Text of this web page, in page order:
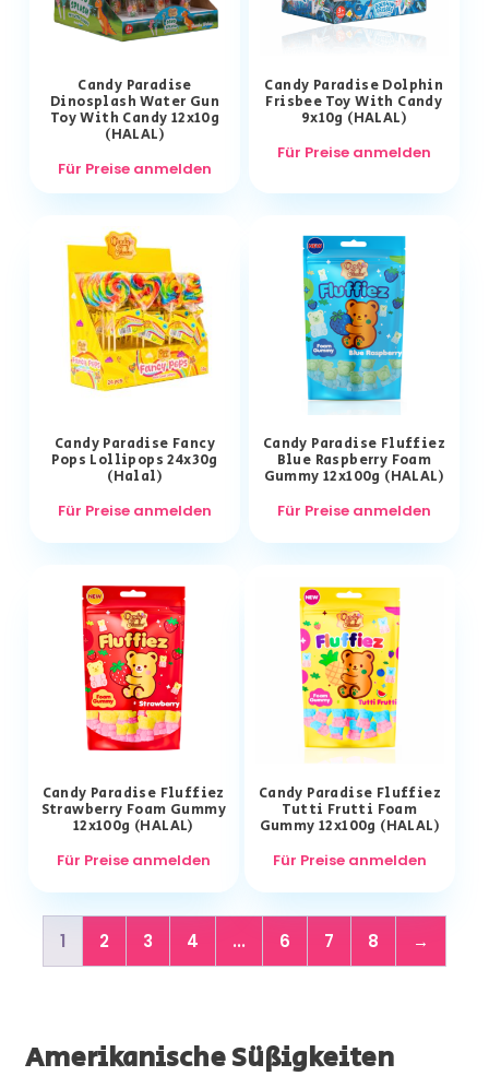
Candy Paradise
Dinosplash Water Gun
Toy With Candy 12x10g
(HALAL)
Für Preise anmelden
Candy Paradise Dolphin
Frisbee Toy With Candy
9x10g (HALAL)
Für Preise anmelden
Candy Paradise Fancy
Pops Lollipops 24x30g
(Halal)
Für Preise anmelden
Candy Paradise Fluffiez
Blue Raspberry Foam
Gummy 12x100g (HALAL)
Für Preise anmelden
Candy Paradise Fluffiez
Strawberry Foam Gummy
12x100g (HALAL)
Für Preise anmelden
Candy Paradise Fluffiez
Tutti Frutti Foam
Gummy 12x100g (HALAL)
Für Preise anmelden
1 2 3 4 ... 6 7 8 →
Amerikanische Süßigkeiten